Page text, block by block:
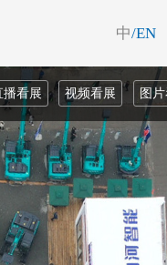
中/EN
播看展 视频看展 图